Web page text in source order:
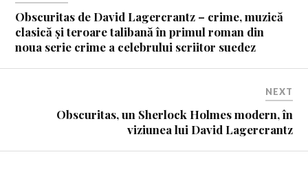
Obscuritas de David Lagercrantz – crime, muzică
clasică și teroare talibană în primul roman din
noua serie crime a celebrului scriitor suedez
NEXT
Obscuritas, un Sherlock Holmes modern, în
viziunea lui David Lagercrantz